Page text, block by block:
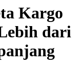
Kargo
dari